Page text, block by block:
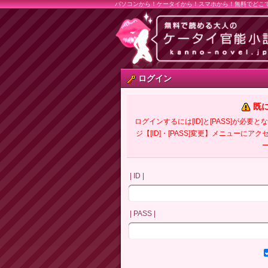
パソコンから！ケータイから！スマホから！無料でどこ
ログイン
既
ログインするには[ID]と[PASS]が必要と
ジ【[ID]・[PASS]変更】メニューにアク
| ID |
| PASS |